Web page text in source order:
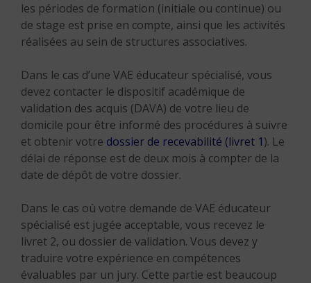
les périodes de formation (initiale ou continue) ou
de stage est prise en compte, ainsi que les activités
réalisées au sein de structures associatives.
Dans le cas d’une VAE éducateur spécialisé, vous
devez contacter le dispositif académique de
validation des acquis (DAVA) de votre lieu de
domicile pour être informé des procédures à suivre
et obtenir votre dossier de recevabilité (livret 1). Le
délai de réponse est de deux mois à compter de la
date de dépôt de votre dossier.
Dans le cas où votre demande de VAE éducateur
spécialisé est jugée acceptable, vous recevez le
livret 2, ou dossier de validation. Vous devez y
traduire votre expérience en compétences
évaluables par un jury. Cette partie est beaucoup